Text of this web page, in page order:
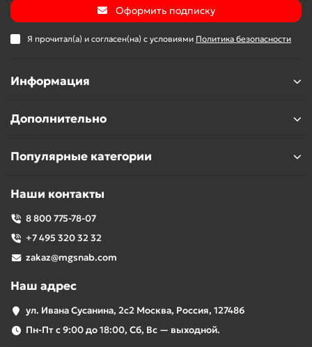
Оформить подписку
Я прочитал(а) и согласен(на) с условиями Политика безопасности
Информация
Дополнительно
Популярные категории
Наши контакты
8 800 775-78-07
+7 495 320 32 32
zakaz@mgsnab.com
Наш адрес
ул. Ивана Сусанина, 2с2 Москва, Россия, 127486
Пн-Пт с 9:00 до 18:00, Сб, Вс — выходной.